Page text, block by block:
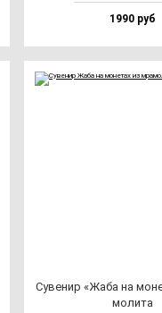
1990 руб
Суве­нир «Жаба на
мо­ли­та